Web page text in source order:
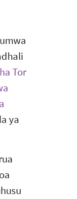
Tor
ya